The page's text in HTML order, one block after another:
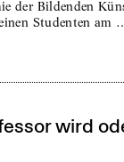
der Bildenden
Studenten am
wird